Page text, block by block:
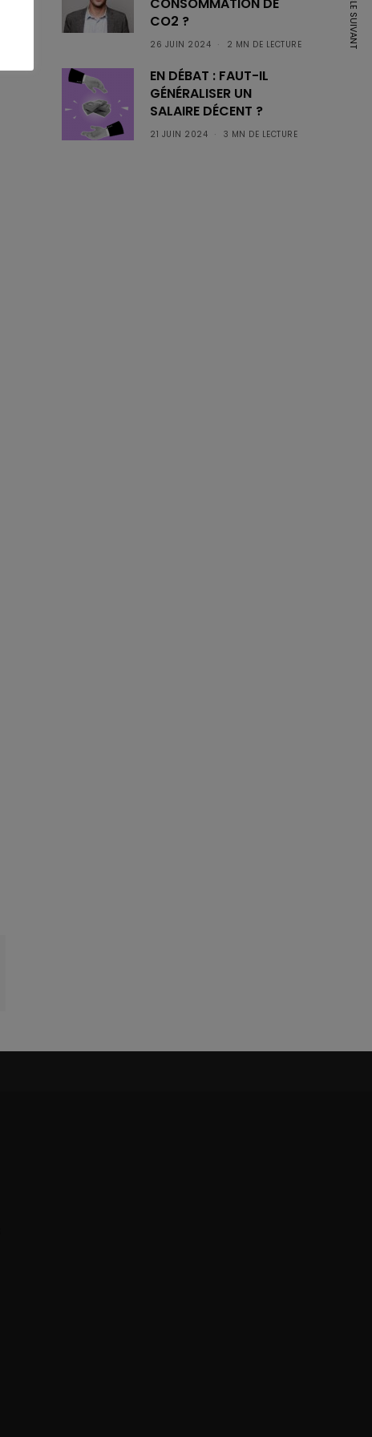
CONSOMMATION DE
CO2 ?
26 JUIN 2024 2 MN DE LECTURE
EN DÉBAT : FAUT-IL
GÉNÉRALISER UN
SALAIRE DÉCENT ?
21 JUIN 2024 3 MN DE LECTURE